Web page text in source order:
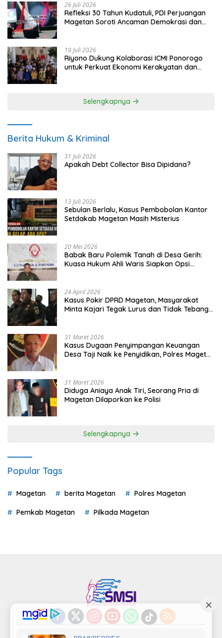
26 Juli 2026
Refleksi 30 Tahun Kudatuli, PDI Perjuangan
Magetan Soroti Ancaman Demokrasi dan
19 Juli 2026
Riyono Dukung Kolaborasi ICMI Ponorogo
untuk Perkuat Ekonomi Kerakyatan dan
Selengkapnya
Berita Hukum & Kriminal
31 Juli 2026
Apakah Debt Collector Bisa Dipidana?
13 Juli 2026
Sebulan Berlalu, Kasus Pembobolan Kantor
Setdakab Magetan Masih Misterius
20 Mei 2026
Babak Baru Polemik Tanah di Desa Gerih:
Kuasa Hukum Ahli Waris Siapkan Opsi
24 April 2026
Kasus Pokir DPRD Magetan, Masyarakat
Minta Kajari Tegak Lurus dan Tidak Tebang
31 Maret 2026
Kasus Dugaan Penyimpangan Keuangan
Desa Taji Naik ke Penyidikan, Polres Magetan
31 Maret 2026
Diduga Aniaya Anak Tiri, Seorang Pria di
Magetan Dilaporkan ke Polisi
Selengkapnya
Popular Tags
Magetan berita Magetan Polres Magetan
Pemkab Magetan Pilkada Magetan